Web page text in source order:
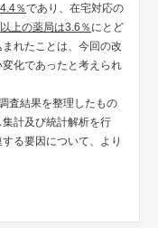
％であり、在宅対応の
上の薬局は3.6％ にとど
れたことは、今回の改
化であったと考えられ
査結果を整理したもの
計及び統計解析を行
る要因について、より